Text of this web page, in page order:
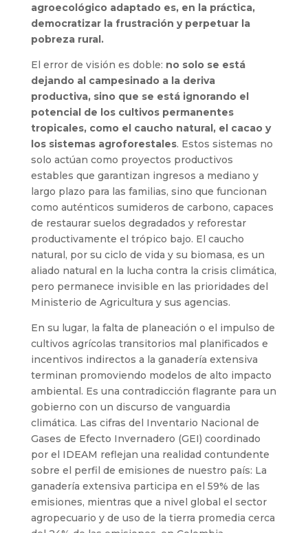
agroecológico adaptado es, en la práctica,
democratizar la frustración y perpetuar la
pobreza rural.
El error de visión es doble: no solo se está
dejando al campesinado a la deriva
productiva, sino que se está ignorando el
potencial de los cultivos permanentes
tropicales, como el caucho natural, el cacao y
los sistemas agroforestales. Estos sistemas no
solo actúan como proyectos productivos
estables que garantizan ingresos a mediano y
largo plazo para las familias, sino que funcionan
como auténticos sumideros de carbono, capaces
de restaurar suelos degradados y reforestar
productivamente el trópico bajo. El caucho
natural, por su ciclo de vida y su biomasa, es un
aliado natural en la lucha contra la crisis climática,
pero permanece invisible en las prioridades del
Ministerio de Agricultura y sus agencias.
En su lugar, la falta de planeación o el impulso de
cultivos agrícolas transitorios mal planificados e
incentivos indirectos a la ganadería extensiva
terminan promoviendo modelos de alto impacto
ambiental. Es una contradicción flagrante para un
gobierno con un discurso de vanguardia
climática. Las cifras del Inventario Nacional de
Gases de Efecto Invernadero (GEI) coordinado
por el IDEAM reflejan una realidad contundente
sobre el perfil de emisiones de nuestro país: La
ganadería extensiva participa en el 59% de las
emisiones, mientras que a nivel global el sector
agropecuario y de uso de la tierra promedia cerca